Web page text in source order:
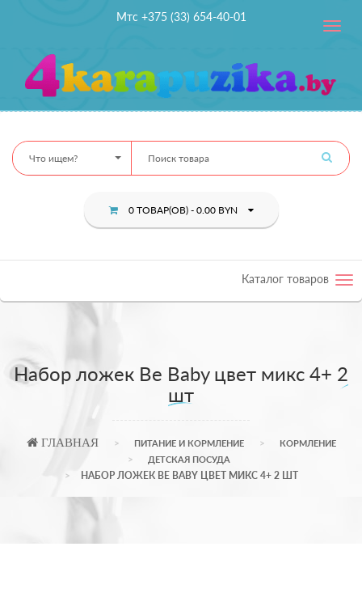
Мтс +375 (33) 654-40-01
Toggle
Что ищем?
0 ТОВАР(ОВ) - 0.00 BYN
Каталог товаров
Набор ложек Be Baby цвет микс 4+ 2
шт
ГЛАВНАЯ ПИТАНИЕ И КОРМЛЕНИЕ
КОРМЛЕНИЕ
ДЕТСКАЯ ПОСУДА
НАБОР ЛОЖЕК BE BABY ЦВЕТ МИКС 4+ 2 ШТ